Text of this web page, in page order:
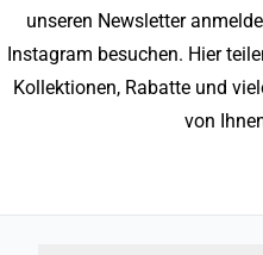
unseren Newsletter
Instagram besuchen. Hier
Kollektionen, Rabatte und
von